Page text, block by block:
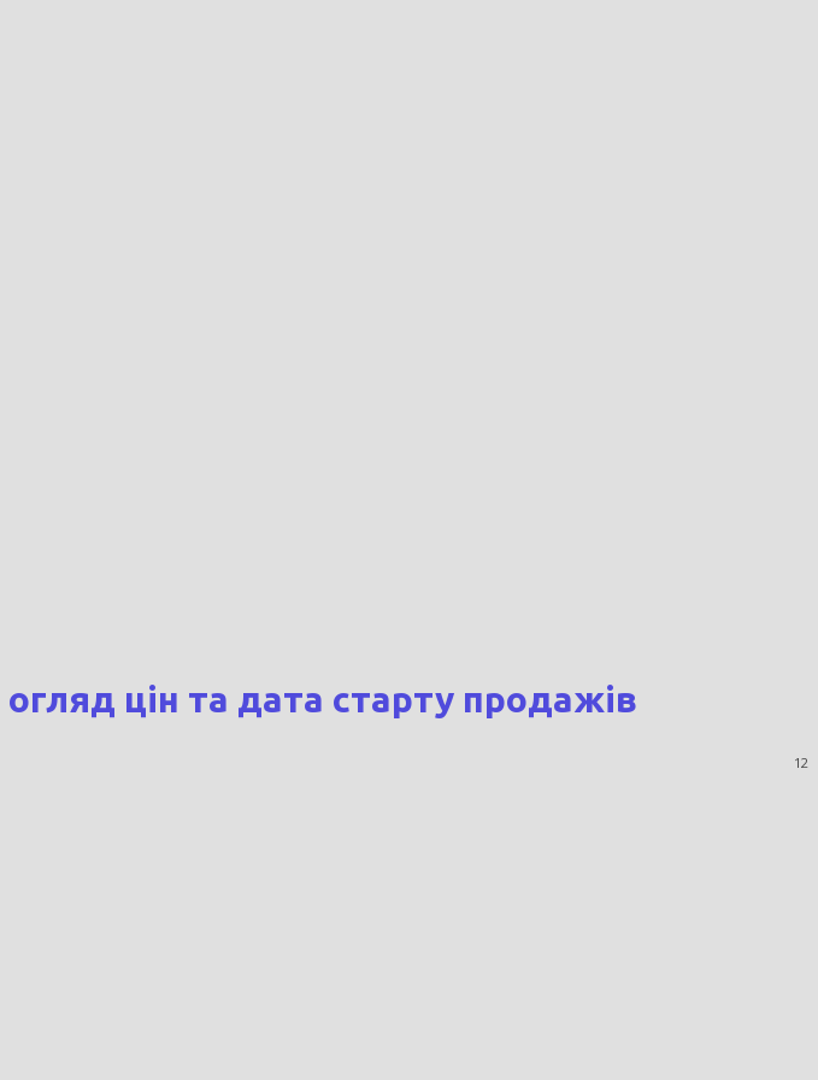
цін та дата старту продажів
12